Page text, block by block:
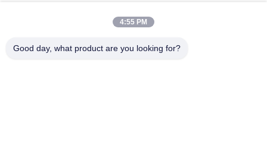
Evenementen
4:55 PM
Good day, what product are you looking for?